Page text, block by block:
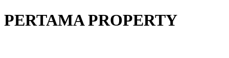
PERTAMA PROPERTY